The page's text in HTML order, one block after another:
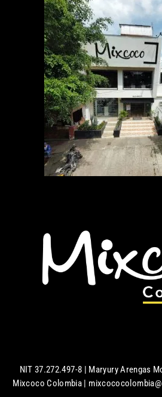
NIT 37.272.497-8 | Maryury Arengas
Mixcoco Colombia |